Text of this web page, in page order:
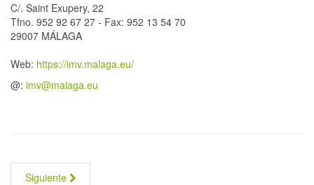
C/. Saint Exupery, 22
Tfno. 952 92 67 27 - Fax: 952 13 54 70
29007 MÁLAGA
Web: https://imv.malaga.eu/
@: imv@malaga.eu
Siguiente